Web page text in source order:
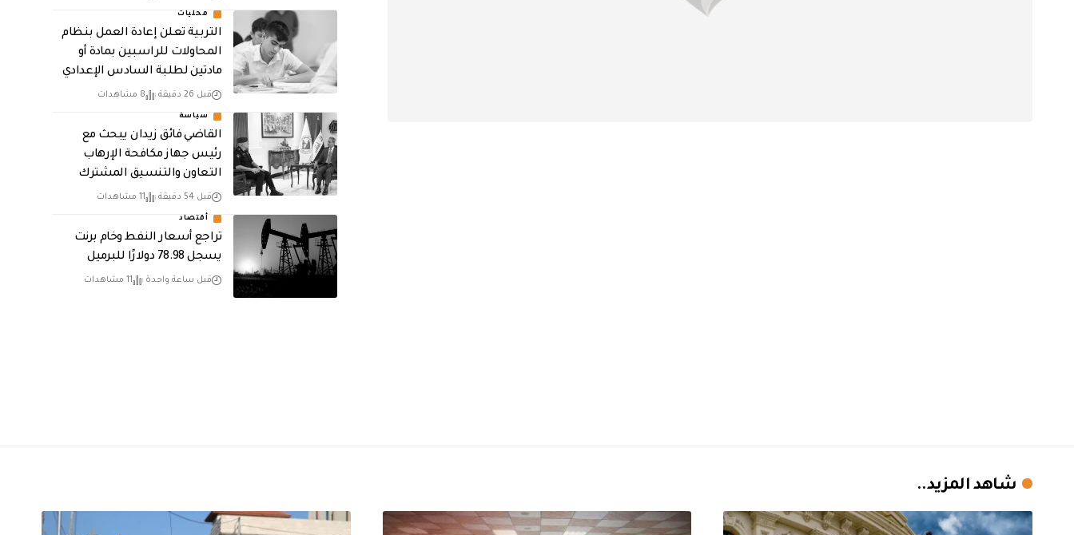
محليات
التربية تعلن إعادة العمل بنظام
المحاولات للراسبين بمادة أو
مادتين لطلبة السادس الإعدادي
قبل 26 دقيقة 8 مشاهدات
سياسة
القاضي فائق زيدان يبحث مع
رئيس جهاز مكافحة الإرهاب
التعاون والتنسيق المشترك
قبل 54 دقيقة 11 مشاهدات
أقتصاد
تراجع أسعار النفط وخام برنت
يسجل 78.98 دولارًا للبرميل
قبل ساعة واحدة 11 مشاهدات
شاهد المزيد..